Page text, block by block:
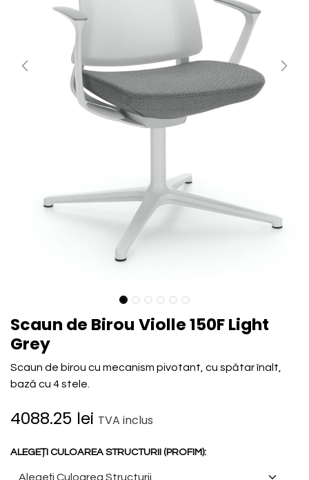
Scaun de Birou Violle 150F Light
Grey
Scaun de birou cu mecanism pivotant, cu spătar înalt,
bază cu 4 stele.
4088.25 lei TVA inclus
ALEGEȚI CULOAREA STRUCTURII (PROFIM):